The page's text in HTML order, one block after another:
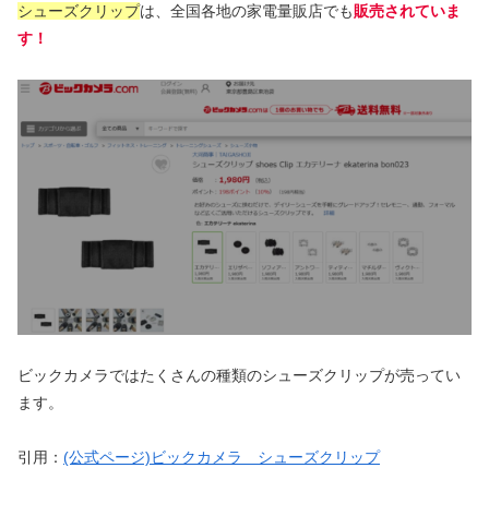
シューズクリップは、全国各地の家電量販店でも 販売されていま
す！
ビックカメラではたくさんの種類のシューズクリップが売ってい
ます。
引用： (公式ページ)ビックカメラ シューズクリップ